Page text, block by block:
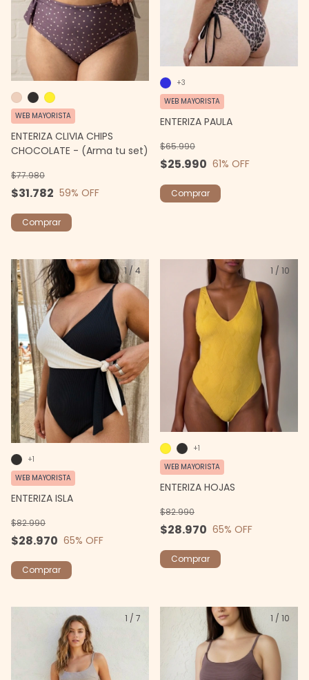
ENTERIZA CLIVIA CHIPS
CHOCOLATE - (Arma tu set)
$31.782
$77.980
59% OFF
WEB MAYORISTA
Comprar
ENTERIZA PAULA
$25.990
$65.990
61% OFF
WEB MAYORISTA
+3
Comprar
1 / 4
ENTERIZA ISLA
$28.970
$82.990
65% OFF
WEB MAYORISTA
+1
Comprar
1 / 10
ENTERIZA HOJAS
$28.970
$82.990
65% OFF
WEB MAYORISTA
+1
Comprar
1 / 7 1 / 10